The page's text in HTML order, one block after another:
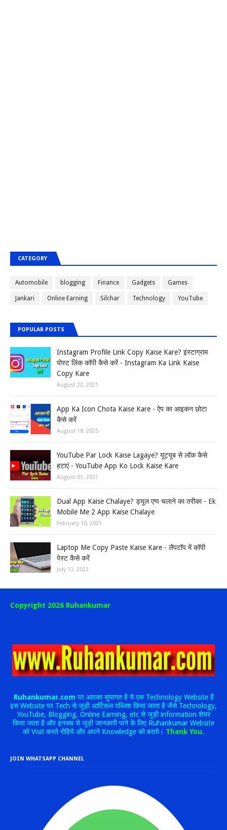
CATEGORY
Automobile blogging Finance Gadgets Games
Jankari Online Earning Silchar Technology YouTube
POPULAR POSTS
Instagram Profile Link Copy Kaise Kare? इंस्टाग्राम
पोस्ट लिंक कॉपी कैसे करें - Instagram Ka Link Kaise
Copy Kare
August 22, 2021
App Ka Icon Chota Kaise Kare - ऐप का आइकन छोटा
कैसे करें
August 18, 2025
YouTube Par Lock Kaise Lagaye? यूट्यूब से लॉक कैसे
हटाएं - YouTube App Ko Lock Kaise Kare
August 01, 2021
Dual App Kaise Chalaye? ड्यूल एप्प चलाने का तरीका - Ek
Mobile Me 2 App Kaise Chalaye
February 10, 2021
Laptop Me Copy Paste Kaise Kare - लैपटॉप में कॉपी
पेस्ट कैसे करें
July 13, 2022
Copyright 2026 Ruhankumar
Ruhankumar.com पर आपका सुयागत है ये एक Technology Website है
इस Website पर Tech से जुड़ी आर्टिकल पब्लिश किया जाता है जैसे Technology,
YouTube, Blogging, Online Earning, etc से जुड़ी information शेयर
किया जाता है और इनसब से जुड़ी जानकारी पाने के लिए Ruhankumar Website
को Visit करते रोहिये और अपने Knowledge को बराये। Thank You.
JOIN WHATSAPP CHANNEL